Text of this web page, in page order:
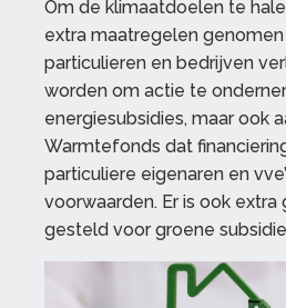
Om de klimaatdoelen te
extra maatregelen
particulieren en bedrijven
worden om actie te
energiesubsidies, maar ook
Warmtefonds dat
particuliere eigenaren en
voorwaarden. Er is ook extra
gesteld voor groene